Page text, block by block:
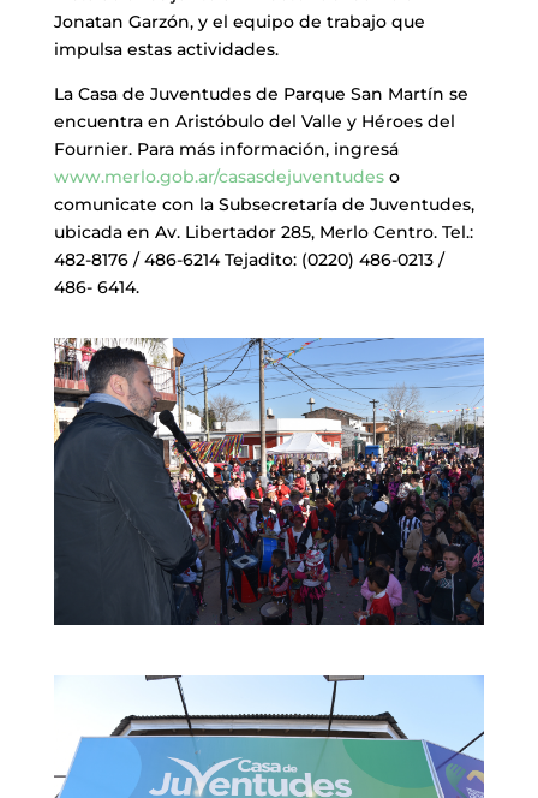
Jonatan Garzón, y el equipo de trabajo que
impulsa estas actividades.
La Casa de Juventudes de Parque San Martín se
encuentra en Aristóbulo del Valle y Héroes del
Fournier. Para más información, ingresá
www.merlo.gob.ar/casasdejuventudeso
comunicate con la Subsecretaría de Juventudes,
ubicada en Av. Libertador 285, Merlo Centro. Tel.:
482-8176 / 486-6214 Tejadito: (0220) 486-0213 /
486- 6414.